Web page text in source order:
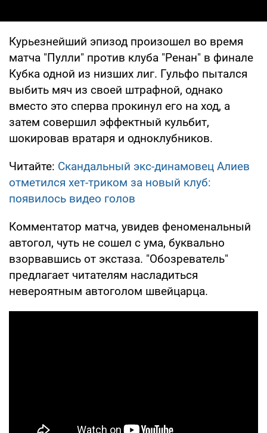
Курьезнейший эпизод произошел во время
матча "Пулли" против клуба "Ренан" в финале
Кубка одной из низших лиг. Гульфо пытался
выбить мяч из своей штрафной, однако
вместо это сперва прокинул его на ход, а
затем совершил эффектный кульбит,
шокировав вратаря и одноклубников.
Читайте: Скандальный экс-динамовец Алиев
отметился хет-триком за новый клуб:
появилось видео голов
Комментатор матча, увидев феноменальный
автогол, чуть не сошел с ума, буквально
взорвавшись от экстаза. "Обозреватель"
предлагает читателям насладиться
невероятным автоголом швейцарца.